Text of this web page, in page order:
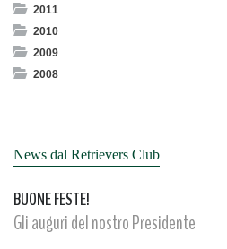
2011
2010
2009
2008
News dal Retrievers Club
BUONE FESTE!
Gli auguri del nostro Presidente